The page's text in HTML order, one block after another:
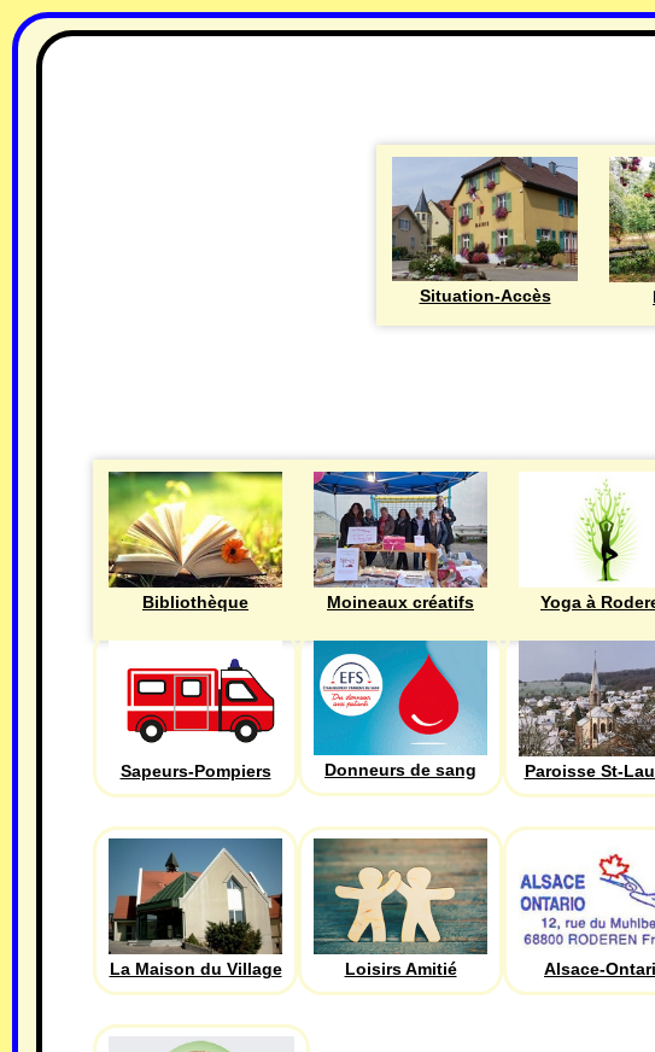
Situation-Accès
Bibliothèque Moineaux créatifs Yoga à
Sapeurs-Pompiers Donneurs de sang Paroisse St-
La Maison du Village Loisirs Amitié Alsace-